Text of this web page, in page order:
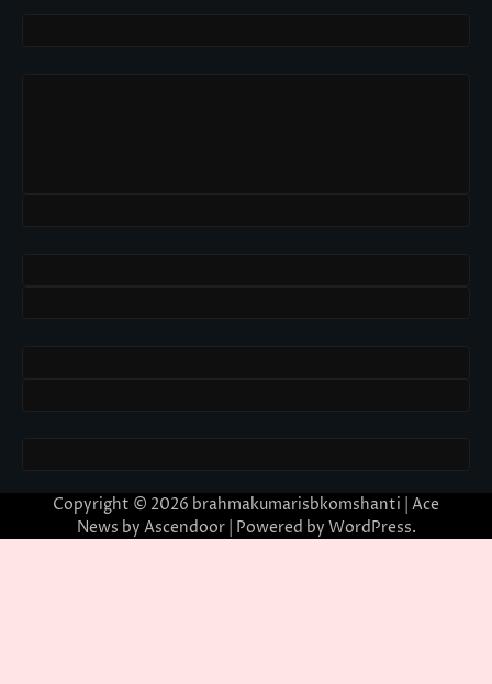
Copyright © 2026 brahmakumarisbkomshanti | Ace
News by Ascendoor| Powered by WordPress.